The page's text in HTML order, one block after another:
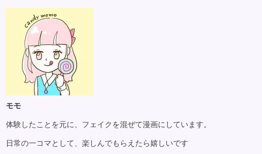
モモ
体験したことを元に、フェイクを混ぜて漫画にしています。
日常の一コマとして、楽しんでもらえたら嬉しいです